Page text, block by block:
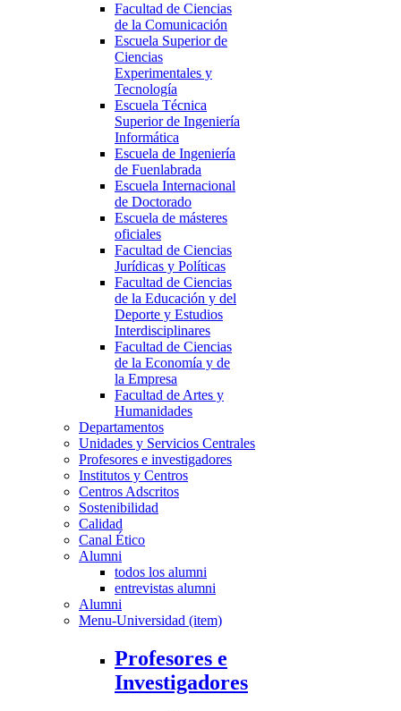
Facultad de Ciencias
de la Comunicación
Escuela Superior de
Ciencias
Experimentales y
Tecnología
Escuela Técnica
Superior de Ingeniería
Informática
Escuela de Ingeniería
de Fuenlabrada
Escuela Internacional
de Doctorado
Escuela de másteres
oficiales
Facultad de Ciencias
Jurídicas y Políticas
Facultad de Ciencias
de la Educación y del
Deporte y Estudios
Interdisciplinares
Facultad de Ciencias
de la Economía y de
la Empresa
Facultad de Artes y
Humanidades
Departamentos
Unidades y Servicios Centrales
Profesores e investigadores
Institutos y Centros
Centros Adscritos
Sostenibilidad
Calidad
Canal Ético
Alumni
todos los alumni
entrevistas alumni
Alumni
Menu-Universidad (item)
Profesores e
Investigadores